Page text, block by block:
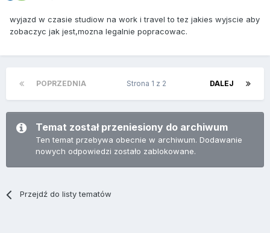
wyjazd w czasie studiow na work i travel to tez jakies wyjscie aby
zobaczyc jak jest,mozna legalnie popracowac.
POPRZEDNIA DALEJ
Strona 1 z 2
Temat został przeniesiony do archiwum
Ten temat przebywa obecnie w archiwum. Dodawanie
nowych odpowiedzi zostało zablokowane.
Przejdź do listy tematów